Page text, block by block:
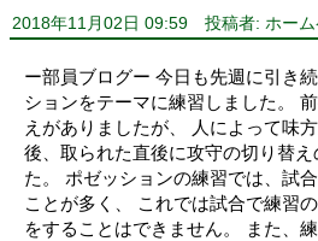
2018年11月02日 09:59 投稿者: ホー
ー部員ブログー 今日も先週に引き
ションをテーマに練習しました。
えがありましたが、 人によって味
後、取られた直後に攻守の切り替
た。 ポゼッションの練習では、試
ことが多く、 これでは試合で練習
をすることはできません。 また、